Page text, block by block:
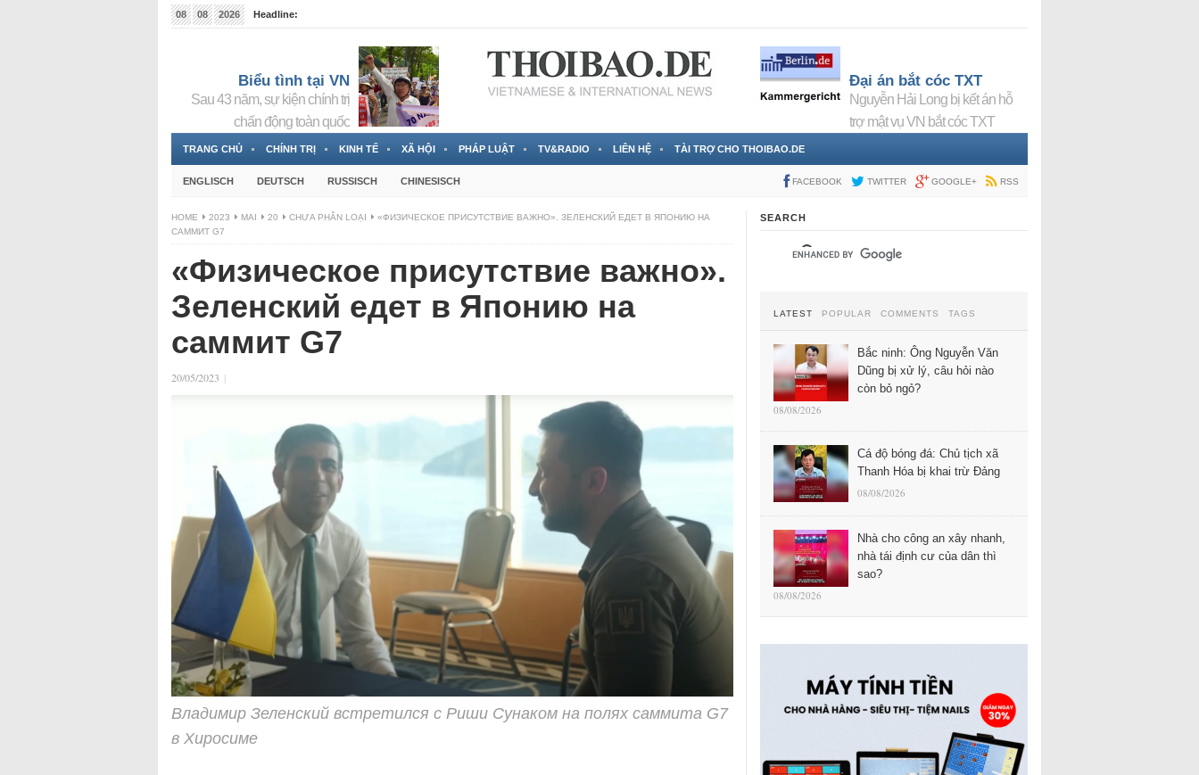
08 08 2026
Headline:
Biểu tình tại VN
Sau 43 năm, sự kiện chính trị
chấn động toàn quốc
Đại án bắt cóc TXT
Nguyễn Hải Long bị kết án hỗ
trợ mật vụ VN bắt cóc TXT
TRANG CHỦ CHÍNH TRỊ KINH TẾ XÃ HỘI PHÁP LUẬT TV&RADIO LIÊN HỆ TÀI TRỢ CHO THOIBAO.DE
ENGLISCH DEUTSCH RUSSISCH CHINESISCH FACEBOOK TWITTER GOOGLE+ RSS
HOME 2023 MAI 20 CHƯA PHÂN LOẠI
«ФИЗИЧЕСКОЕ ПРИСУТСТВИЕ ВАЖНО». ЗЕЛЕНСКИЙ ЕДЕТ В ЯПОНИЮ НА
САММИТ G7
«Физическое присутствие важно».
Зеленский едет в Японию на
саммит G7
20/05/2023 |
Владимир Зеленский встретился с Риши Сунаком на полях саммита G7
в Хиросиме
SEARCH
LATEST POPULAR COMMENTS TAGS
Bắc ninh: Ông Nguyễn Văn
Dũng bị xử lý, câu hỏi nào
còn bỏ ngỏ?
08/08/2026
Cá độ bóng đá: Chủ tịch xã
Thanh Hóa bị khai trừ Đảng
08/08/2026
Nhà cho công an xây nhanh,
nhà tái định cư của dân thì
sao?
08/08/2026